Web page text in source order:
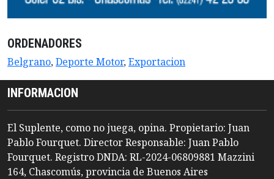
ORDENADORES
Belgrano,Deporte Motor,Exportacion
INFORMACION
El Suplente, como no juega, opina. Propietario: Juan
Pablo Fourquet. Director Responsable: Juan Pablo
Fourquet. Registro DNDA: RL-2024-06809881 Mazzini
164, Chascomús, provincia de Buenos Aires